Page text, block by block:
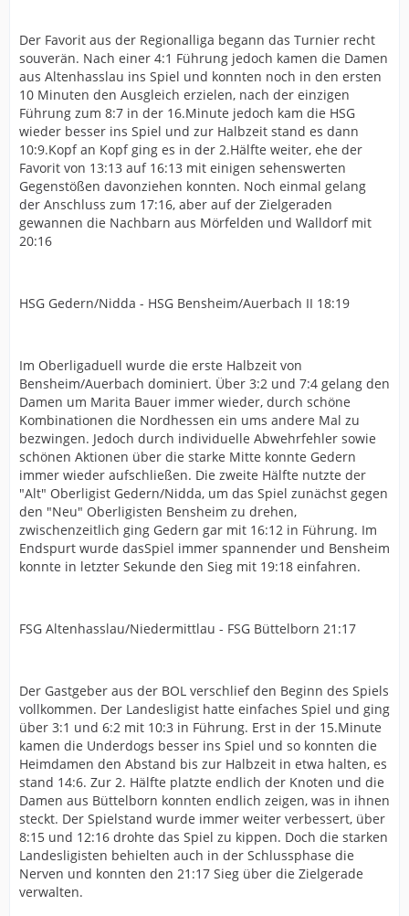
Der Favorit aus der Regionalliga begann das Turnier recht
souverän. Nach einer 4:1 Führung jedoch kamen die Damen
aus Altenhasslau ins Spiel und konnten noch in den ersten
10 Minuten den Ausgleich erzielen, nach der einzigen
Führung zum 8:7 in der 16.Minute jedoch kam die HSG
wieder besser ins Spiel und zur Halbzeit stand es dann
10:9.Kopf an Kopf ging es in der 2.Hälfte weiter, ehe der
Favorit von 13:13 auf 16:13 mit einigen sehenswerten
Gegenstößen davonziehen konnten. Noch einmal gelang
der Anschluss zum 17:16, aber auf der Zielgeraden
gewannen die Nachbarn aus Mörfelden und Walldorf mit
20:16
HSG Gedern/Nidda - HSG Bensheim/Auerbach II 18:19
Im Oberligaduell wurde die erste Halbzeit von
Bensheim/Auerbach dominiert. Über 3:2 und 7:4 gelang den
Damen um Marita Bauer immer wieder, durch schöne
Kombinationen die Nordhessen ein ums andere Mal zu
bezwingen. Jedoch durch individuelle Abwehrfehler sowie
schönen Aktionen über die starke Mitte konnte Gedern
immer wieder aufschließen. Die zweite Hälfte nutzte der
"Alt" Oberligist Gedern/Nidda, um das Spiel zunächst gegen
den "Neu" Oberligisten Bensheim zu drehen,
zwischenzeitlich ging Gedern gar mit 16:12 in Führung. Im
Endspurt wurde dasSpiel immer spannender und Bensheim
konnte in letzter Sekunde den Sieg mit 19:18 einfahren.
FSG Altenhasslau/Niedermittlau - FSG Büttelborn 21:17
Der Gastgeber aus der BOL verschlief den Beginn des Spiels
vollkommen. Der Landesligist hatte einfaches Spiel und ging
über 3:1 und 6:2 mit 10:3 in Führung. Erst in der 15.Minute
kamen die Underdogs besser ins Spiel und so konnten die
Heimdamen den Abstand bis zur Halbzeit in etwa halten, es
stand 14:6. Zur 2. Hälfte platzte endlich der Knoten und die
Damen aus Büttelborn konnten endlich zeigen, was in ihnen
steckt. Der Spielstand wurde immer weiter verbessert, über
8:15 und 12:16 drohte das Spiel zu kippen. Doch die starken
Landesligisten behielten auch in der Schlussphase die
Nerven und konnten den 21:17 Sieg über die Zielgerade
verwalten.